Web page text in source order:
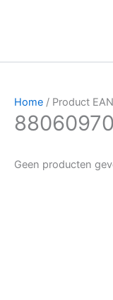
inhoud
Home / Product
Geen producten